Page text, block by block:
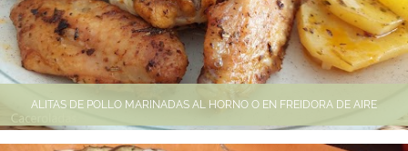
ALITAS DE POLLO MARINADAS AL HORNO O EN FREIDORA DE AIRE